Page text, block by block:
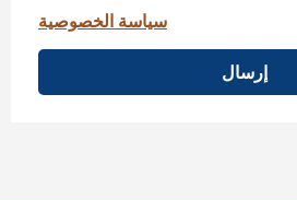
سياسة الخصوصية
إرسال